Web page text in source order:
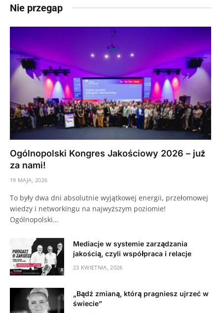
Nie przegap
Ogólnopolski Kongres Jakościowy 2026 – już
za nami!
19 MAJA, 2026
To były dwa dni absolutnie wyjątkowej energii, przełomowej
wiedzy i networkingu na najwyższym poziomie!
Ogólnopolski…
Mediacje w systemie zarządzania
jakością, czyli współpraca i relacje
23 KWIETNIA, 2026
„Bądź zmianą, którą pragniesz ujrzeć w
świecie”